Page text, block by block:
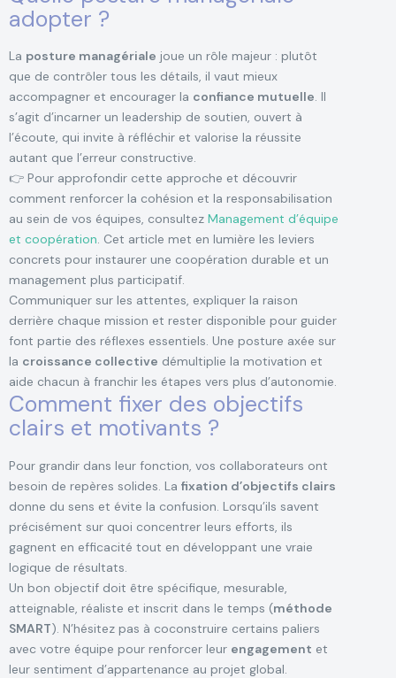
adopter ?
La posture managériale joue un rôle majeur : plutôt
que de contrôler tous les détails, il vaut mieux
accompagner et encourager la confiance mutuelle. Il
s’agit d’incarner un leadership de soutien, ouvert à
l’écoute, qui invite à réfléchir et valorise la réussite
autant que l’erreur constructive.
👉 Pour approfondir cette approche et découvrir
comment renforcer la cohésion et la responsabilisation
au sein de vos équipes, consultez Management d’équipe
et coopération. Cet article met en lumière les leviers
concrets pour instaurer une coopération durable et un
management plus participatif.
Communiquer sur les attentes, expliquer la raison
derrière chaque mission et rester disponible pour guider
font partie des réflexes essentiels. Une posture axée sur
la croissance collective démultiplie la motivation et
aide chacun à franchir les étapes vers plus d’autonomie.
Comment fixer des objectifs
clairs et motivants ?
Pour grandir dans leur fonction, vos collaborateurs ont
besoin de repères solides. La fixation d’objectifs clairs
donne du sens et évite la confusion. Lorsqu’ils savent
précisément sur quoi concentrer leurs efforts, ils
gagnent en efficacité tout en développant une vraie
logique de résultats.
Un bon objectif doit être spécifique, mesurable,
atteignable, réaliste et inscrit dans le temps (méthode
SMART). N’hésitez pas à coconstruire certains paliers
avec votre équipe pour renforcer leur engagement et
leur sentiment d’appartenance au projet global.